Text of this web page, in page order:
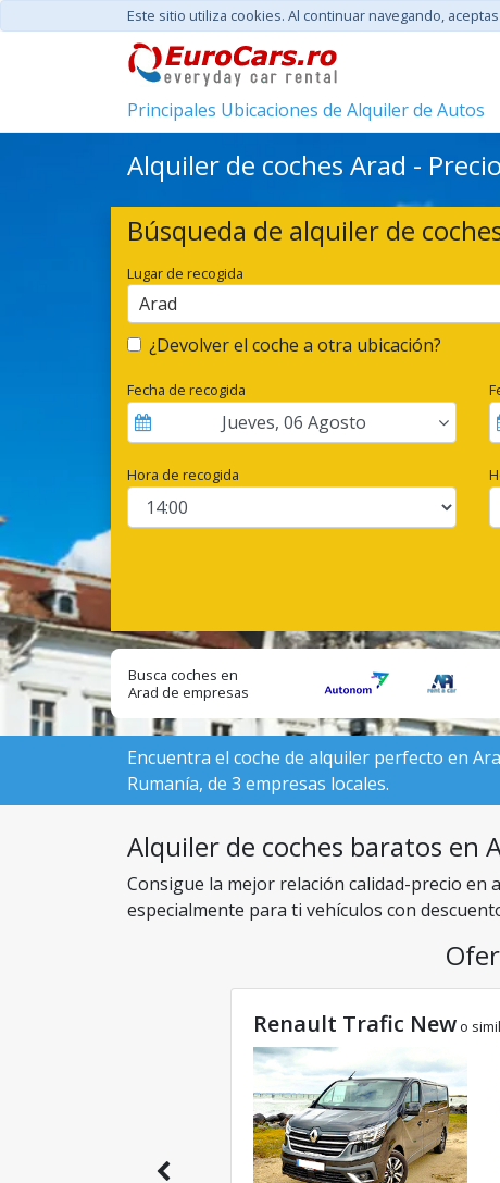
Este sitio utiliza cookies. Al continuar navegando,
Principales Ubicaciones de Alquiler de Autos
Alquiler de coches Arad -
Búsqueda de alquiler de
Lugar de recogida
Arad
¿Devolver el coche a otra ubicación?
Fecha de recogida
Jueves,06 Agosto
Hora de recogida
Busca coches en
Arad de empresas
Encuentra el coche de alquiler perfecto en
Rumanía, de 3 empresas locales.
Alquiler de coches baratos en
Consigue la mejor relación calidad-precio en
especialmente para ti vehículos con
Renault Trafic New o